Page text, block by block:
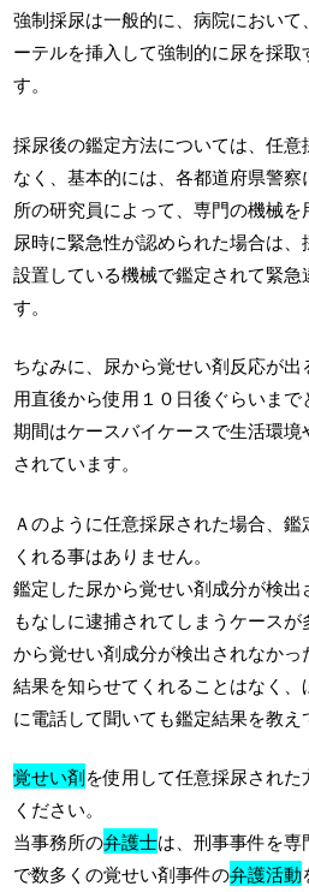
強制採尿は一般的に、病院におい
ーテルを挿入して強制的に尿を採取
す。
採尿後の鑑定方法については、任
なく、基本的には、各都道府県警
所の研究員によって、専門の機械
尿時に緊急性が認められた場合は
設置している機械で鑑定されて緊急
す。
ちなみに、尿から覚せい剤反応が
用直後から使用１０日後ぐらいま
期間はケースバイケースで生活環境
されています。
Ａのように任意採尿された場合、
くれる事はありません。
鑑定した尿から覚せい剤成分が検
もなしに逮捕されてしまうケース
から覚せい剤成分が検出されなか
結果を知らせてくれることはなく
に電話して聞いても鑑定結果を教え
覚せい剤を使用して任意採尿され
ください。
当事務所の弁護士は、刑事事件を専
で数多くの覚せい剤事件の弁護活動